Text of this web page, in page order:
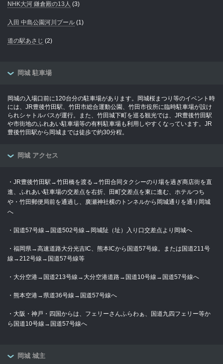
NHK大河 鎌倉殿の13人 (3)
入田 中島公園河川プール (1)
道の駅あさじ (2)
岡城 駐車場
岡城の入場口前に120台分の駐車場があります。岡城桜まつり等のイベント時
には、JR豊後竹田駅、竹田市総合運動公園、竹田市役所に臨時駐車場が設け
られシャトルバスが運行。また、竹田城下町を巡る観光では、JR豊後竹田駅
や市街地のふれあい駐車場等の有料駐車場も利用しやすくなっています。JR
豊後竹田駅から岡城までは徒歩で約30分程。
岡城 アクセス
・JR豊後竹田駅→竹田橋を渡る→竹田合同タクシーのり場を過ぎ商店街を直
進、ふれあい駐車場の交差点を右折、田町交差点を東に進む、ホテルつち
や・竹田郵便局前を通過し、廣瀬神社横のトンネルから岡城通りを通り岡城
へ
・国道57号線→国道502号線→岡城阯（址）入り口交差点より岡城へ
・福岡県→高速道路大分光吉IC、熊本ICから国道57号線。または国道211号
線→212号線→国道57号線等
・大分空港→国道213号線→大分空港道路→国道10号線→国道57号線へ
・熊本空港→県道36号線→国道57号線へ
・大阪・神戸・四国からは、フェリーさんふらわぁ、国道九四フェリー等か
ら国道10号線→国道57号線へ
岡城 城主